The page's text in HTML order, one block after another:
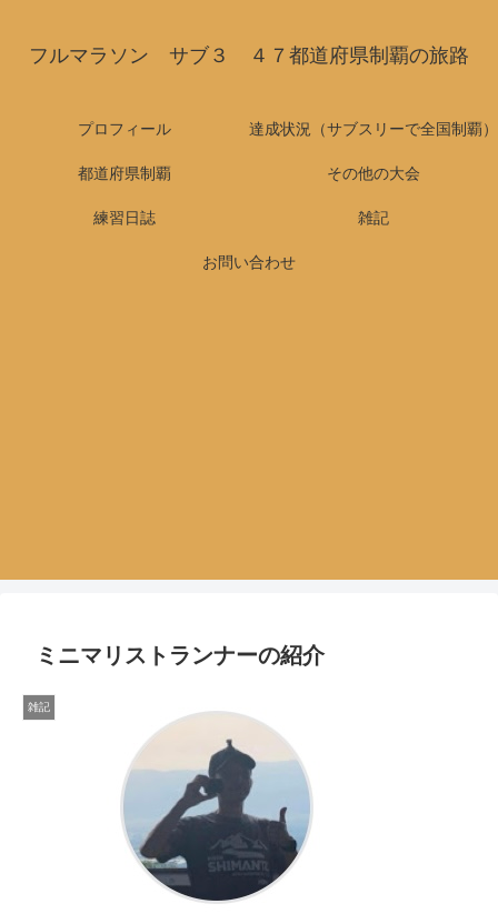
フルマラソン サブ３ ４７都道府県制覇の旅路
プロフィール 達成状況（サブスリーで全国制覇）
都道府県制覇 その他の大会
練習日誌 雑記
お問い合わせ
ミニマリストランナーの紹介
雑記